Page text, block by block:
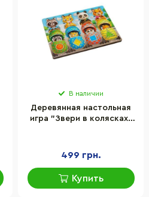
В наличии
Деревянная настольная
игра "Звери в колясках"
499 грн.
Купить